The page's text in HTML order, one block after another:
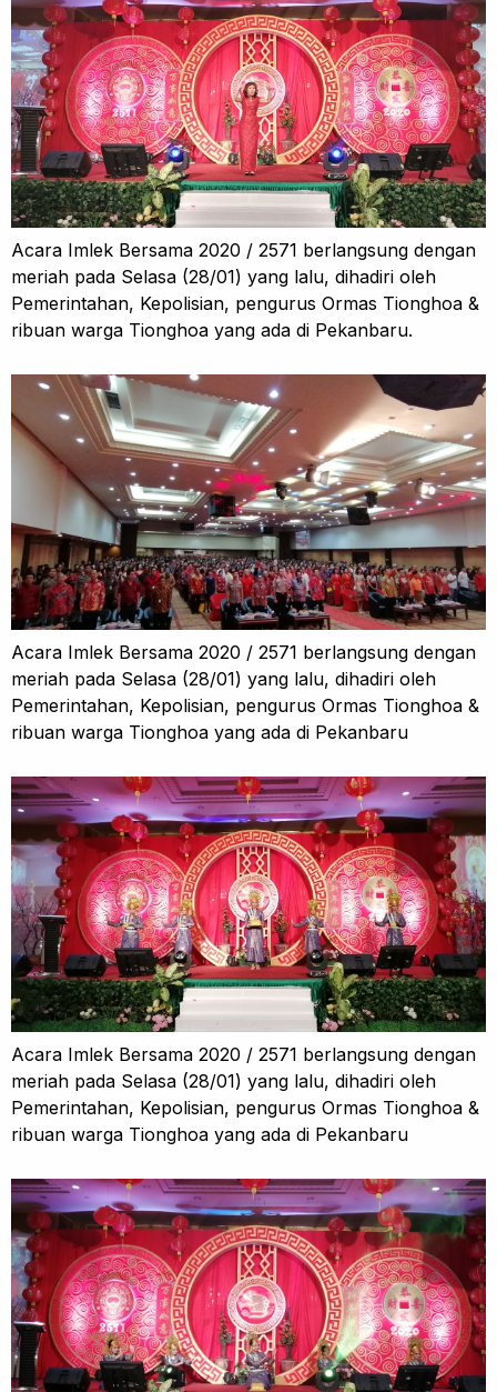
Acara Imlek Bersama 2020 / 2571 berlangsung dengan
meriah pada Selasa (28/01) yang lalu, dihadiri oleh
Pemerintahan, Kepolisian, pengurus Ormas Tionghoa &
ribuan warga Tionghoa yang ada di Pekanbaru.
Acara Imlek Bersama 2020 / 2571 berlangsung dengan
meriah pada Selasa (28/01) yang lalu, dihadiri oleh
Pemerintahan, Kepolisian, pengurus Ormas Tionghoa &
ribuan warga Tionghoa yang ada di Pekanbaru
Acara Imlek Bersama 2020 / 2571 berlangsung dengan
meriah pada Selasa (28/01) yang lalu, dihadiri oleh
Pemerintahan, Kepolisian, pengurus Ormas Tionghoa &
ribuan warga Tionghoa yang ada di Pekanbaru